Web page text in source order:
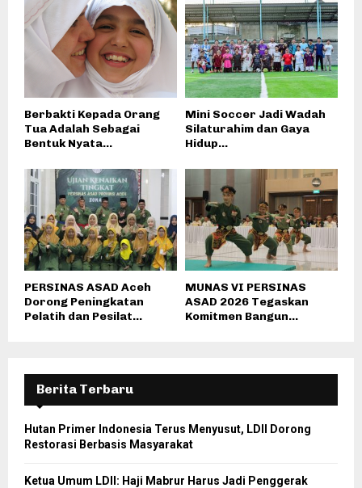
Berbakti Kepada Orang
Tua Adalah Sebagai
Bentuk Nyata...
Mini Soccer Jadi Wadah
Silaturahim dan Gaya
Hidup...
PERSINAS ASAD Aceh
Dorong Peningkatan
Pelatih dan Pesilat...
MUNAS VI PERSINAS
ASAD 2026 Tegaskan
Komitmen Bangun...
Berita Terbaru
Hutan Primer Indonesia Terus Menyusut, LDII Dorong
Restorasi Berbasis Masyarakat
Ketua Umum LDII: Haji Mabrur Harus Jadi Penggerak